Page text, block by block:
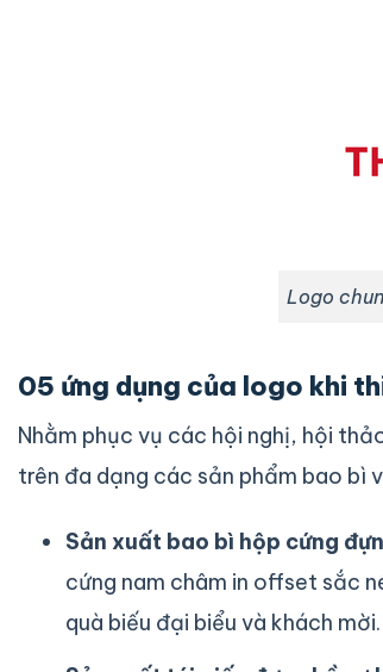
Logo
05 ứng dụng của logo khi
Nhằm phục vụ các hội nghị, hội
trên đa dạng các sản phẩm bao bì
Sản xuất bao bì hộp cứng
cứng nam châm in offset sắc
quà biếu đại biểu và khách mời.